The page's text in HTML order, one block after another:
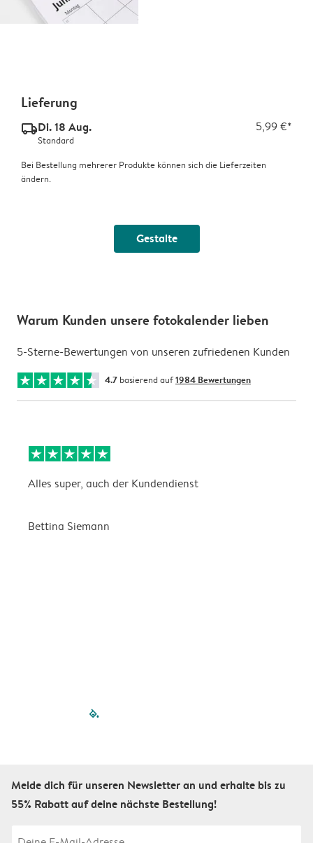
Lieferung
delivery_standard_v2Di. 18 Aug. 5,99 €*
Standard
Bei Bestellung mehrerer Produkte können sich die Lieferzeiten
ändern.
Gestalte
Warum Kunden unsere fotokalender lieben
5-Sterne-Bewertungen von unseren zufriedenen Kunden
4.7 basierend auf1984 Bewertungen
Alles super, auch der Kundendienst
Bettina Siemann
filled-pagination
Melde dich für unseren Newsletter an und erhalte bis zu
55% Rabatt auf deine nächste Bestellung!